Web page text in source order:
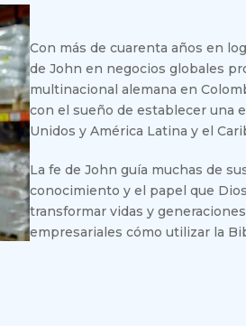
Con más de cuarenta años en
de John en negocios globales
multinacional alemana en
con el sueño de establecer una
Unidos y América Latina y el
La fe de John guía muchas de
conocimiento y el papel que
transformar vidas y
empresariales cómo utilizar la